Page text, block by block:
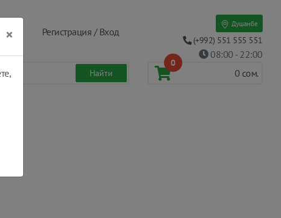
Регистрация / Вход
Душанбе
(+992) 551 555 551
08:00 - 22:00
0
0 сом.
×